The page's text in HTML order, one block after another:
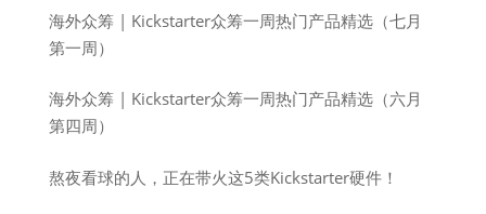
海外众筹 | Kickstarter众筹一周热门产品精选（七月
第一周）
海外众筹 | Kickstarter众筹一周热门产品精选（六月
第四周）
熬夜看球的人，正在带火这5类Kickstarter硬件！